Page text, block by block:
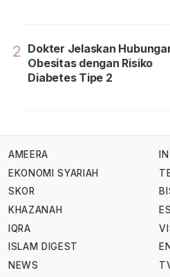
2 Dokter Jelaskan
Obesitas dengan Risiko
Diabetes Tipe 2
AMEERA
EKONOMI SYARIAH
SKOR
KHAZANAH
IQRA
ISLAM DIGEST
NEWS